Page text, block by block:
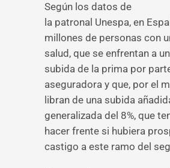
Según los datos de
la patronal Unespa, en
millones de personas con
salud, que se enfrentan a
subida de la prima por
aseguradora y que, por el
libran de una subida
generalizada del 8%, que
hacer frente si hubiera
castigo a este ramo del